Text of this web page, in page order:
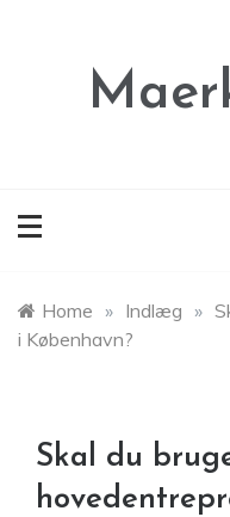
Home » Indlæg »
i København?
Skal du